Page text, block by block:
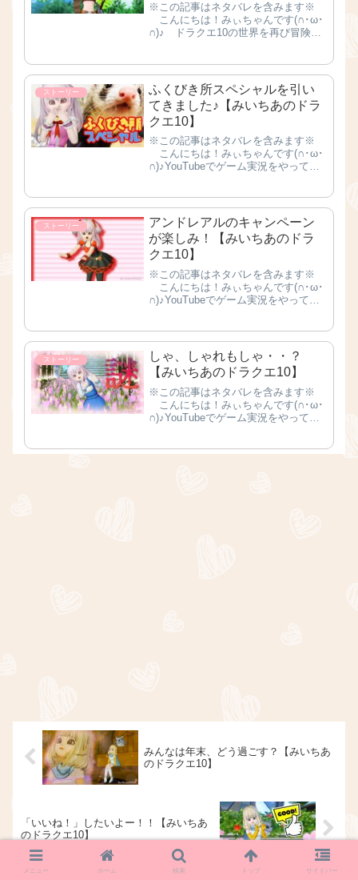
※この記事はネタバレを含みます※
こんにちは！みぃちゃんです(∩･ω･
∩)♪ ドラクエ10の世界を再び冒険す
くですが、今回の記事からスト...
ストーリー
ふくびき所スペシャルを引い
てきました♪【みいちあのドラ
クエ10】
※この記事はネタバレを含みます※
こんにちは！みぃちゃんです(∩･ω･
∩)♪YouTubeでゲーム実況をやってま
ル ～ 目覚めし 朝の新習慣!!編 ～が
発売されて...
ストーリー
アンドレアルのキャンペーン
が楽しみ！【みいちあのドラ
クエ10】
※この記事はネタバレを含みます※
こんにちは！みぃちゃんです(∩･ω･
∩)♪YouTubeでゲーム実況をやってま
ーっとふくびき券を貯...
ストーリー
しゃ、しゃれもしゃ・・？
【みいちあのドラクエ10】
※この記事はネタバレを含みます※
こんにちは！みぃちゃんです(∩･ω･
∩)♪YouTubeでゲーム実況をやってま
💦 こ、怖すぎる・・(;´･ω･)💦 お
みんなは年末、どう過ごす？【みいちあ
のドラクエ10】
「いいね！」したいよー！！【みいちあ
のドラクエ10】
メニュー ホーム 検索 トップ サイドバー